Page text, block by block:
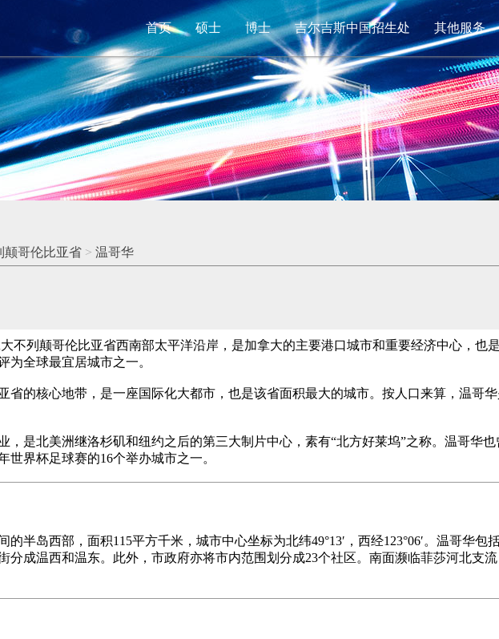
首页 硕士 博士 吉尔吉斯中国招生处 其他服务
颠哥伦比亚省 > 温哥华
不列颠哥伦比亚省西南部太平洋沿岸，是加拿大的主要港口城市和重要经济中心，也
为全球最宜居城市之一。
省的核心地带，是一座国际化大都市，也是该省面积最大的城市。按人口来算，温哥
，是北美洲继洛杉矶和纽约之后的第三大制片中心，素有“北方好莱坞”之称。温哥华
世界杯足球赛的16个举办城市之一。
半岛西部，面积115平方千米，城市中心坐标为北纬49°13′，西经123°06′。温哥华
分成温西和温东。此外，市政府亦将市内范围划分成23个社区。南面濒临菲莎河北支